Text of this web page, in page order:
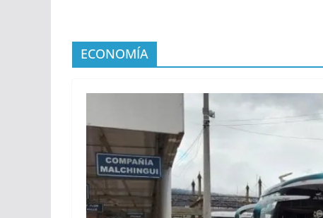
ECONOMÍA